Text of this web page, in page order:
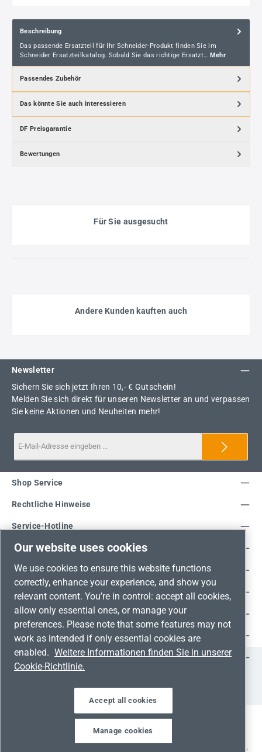
Beschreibung
Das passende Ersatzteil für Ihr Schneider-Produkt finden Sie im
Schneider Ersatzteilkatalog. Sobald Sie das richtige Ersatzt… Mehr
Passendes Zubehör
Das könnte Sie auch interessieren
DF Preisgarantie
Bewertungen
Für Sie ausgesucht
Andere Kunden kauften auch
Newsletter
Sichern Sie sich jetzt Ihren 10,- € Gutschein!
Melden Sie sich direkt für unseren Newsletter an und verpassen
Sie keine Aktionen und Neuheiten mehr!
Service-Hotline
Shop Service
Rechtliche Hinweise
Unsere Vorteile
Versandarten
Zahlungsarten
Adresse
Umweltschutz & Partnerschaft
Jetzt auf Social Media folgen!
FacebookInstagramYouTubeLinkedIn
Alle Preise inkl. gesetzl. Mehrwertsteuer zzgl.
und ggf. Nachnahmegebühren, wenn nicht anders angegeben.
Our website uses cookies
We use cookies to ensure this website functions
correctly, enhance your experience, and show you
relevant content. You’re in control: accept all cookies,
allow only essential ones, or manage your
preferences. Please note that some features may not
work as intended if only essential cookies are
enabled. Weitere Informationen finden Sie in unserer
Cookie-Richtlinie.
Accept all cookies
Manage cookies